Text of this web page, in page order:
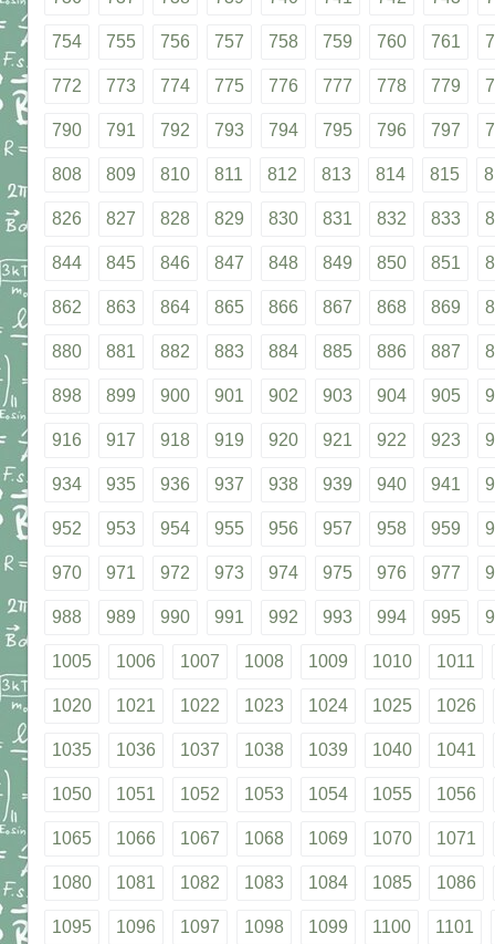
754 755 756 757 758 759 760 761
772 773 774 775 776 777 778 779
790 791 792 793 794 795 796 797
808 809 810 811 812 813 814 815
826 827 828 829 830 831 832 833
844 845 846 847 848 849 850 851
862 863 864 865 866 867 868 869
880 881 882 883 884 885 886 887
898 899 900 901 902 903 904 905
916 917 918 919 920 921 922 923
934 935 936 937 938 939 940 941
952 953 954 955 956 957 958 959
970 971 972 973 974 975 976 977
988 989 990 991 992 993 994 995
1005 1006 1007 1008 1009 1010 1011
1020 1021 1022 1023 1024 1025 1026
1035 1036 1037 1038 1039 1040 1041
1050 1051 1052 1053 1054 1055 1056
1065 1066 1067 1068 1069 1070 1071
1080 1081 1082 1083 1084 1085 1086
1095 1096 1097 1098 1099 1100 1101